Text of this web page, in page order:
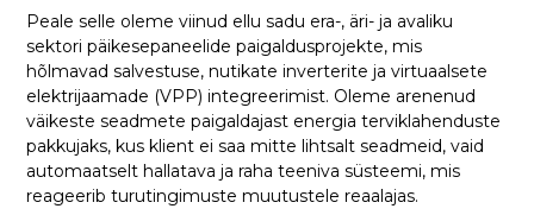
Peale selle oleme viinud ellu sadu era-, äri- ja avaliku
sektori päikesepaneelide paigaldusprojekte, mis
hõlmavad salvestuse, nutikate inverterite ja virtuaalsete
elektrijaamade (VPP) integreerimist. Oleme arenenud
väikeste seadmete paigaldajast energia terviklahenduste
pakkujaks, kus klient ei saa mitte lihtsalt seadmeid, vaid
automaatselt hallatava ja raha teeniva süsteemi, mis
reageerib turutingimuste muutustele reaalajas.